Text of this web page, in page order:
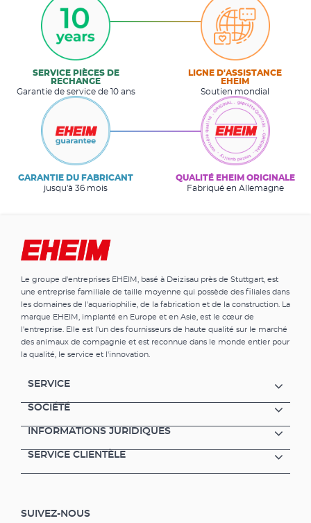
SERVICE PIÈCES DE
RECHANGE
Garantie de service de 10 ans
LIGNE D'ASSISTANCE
EHEIM
Soutien mondial
GARANTIE DU FABRICANT
jusqu'à 36 mois
QUALITÉ EHEIM ORIGINALE
Fabriqué en Allemagne
Le groupe d'entreprises EHEIM, basé à Deizisau près de Stuttgart, est
une entreprise familiale de taille moyenne qui possède des filiales dans
les domaines de l'aquariophilie, de la fabrication et de la construction. La
marque EHEIM, implanté en Europe et en Asie, est le cœur de
l'entreprise. Elle est l'un des fournisseurs de haute qualité sur le marché
des animaux de compagnie et est reconnue dans le monde entier pour
la qualité, le service et l'innovation.
SERVICE
SOCIÉTÉ
INFORMATIONS JURIDIQUES
SERVICE CLIENTÈLE
SUIVEZ-NOUS